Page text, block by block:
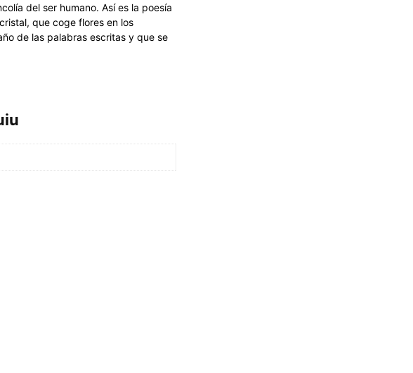
del ser humano. Así es la poesía
que coge flores en los
de las palabras escritas y que se